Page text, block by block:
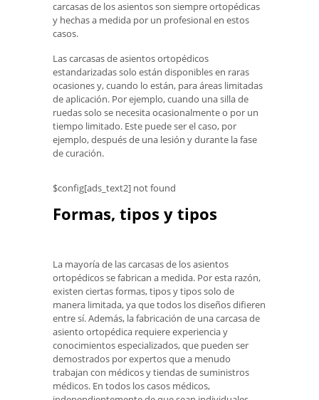
carcasas de los asientos son siempre ortopédicas
y hechas a medida por un profesional en estos
casos.
Las carcasas de asientos ortopédicos
estandarizadas solo están disponibles en raras
ocasiones y, cuando lo están, para áreas limitadas
de aplicación. Por ejemplo, cuando una silla de
ruedas solo se necesita ocasionalmente o por un
tiempo limitado. Este puede ser el caso, por
ejemplo, después de una lesión y durante la fase
de curación.
$config[ads_text2] not found
Formas, tipos y tipos
La mayoría de las carcasas de los asientos
ortopédicos se fabrican a medida. Por esta razón,
existen ciertas formas, tipos y tipos solo de
manera limitada, ya que todos los diseños difieren
entre sí. Además, la fabricación de una carcasa de
asiento ortopédica requiere experiencia y
conocimientos especializados, que pueden ser
demostrados por expertos que a menudo
trabajan con médicos y tiendas de suministros
médicos. En todos los casos médicos,